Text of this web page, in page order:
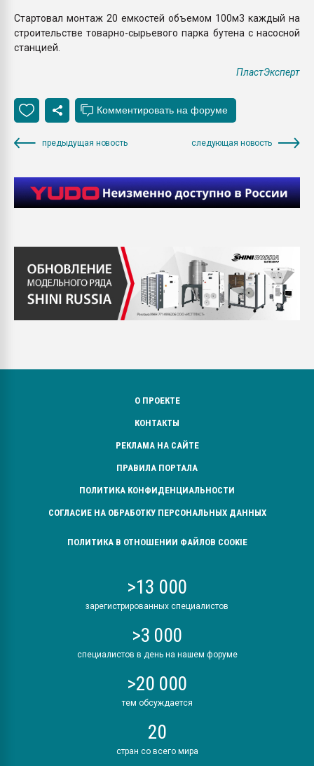
Стартовал монтаж 20 емкостей объемом 100м3 каждый на
строительстве товарно-сырьевого парка бутена с насосной
станцией.
ПластЭксперт
предыдущая новость следующая новость
О ПРОЕКТЕ
КОНТАКТЫ
РЕКЛАМА НА САЙТЕ
ПРАВИЛА ПОРТАЛА
ПОЛИТИКА КОНФИДЕНЦИАЛЬНОСТИ
СОГЛАСИЕ НА ОБРАБОТКУ ПЕРСОНАЛЬНЫХ ДАННЫХ
ПОЛИТИКА В ОТНОШЕНИИ ФАЙЛОВ COOKIE
>13 000
зарегистрированных специалистов
>3 000
специалистов в день на нашем форуме
>20 000
тем обсуждается
20
стран со всего мира